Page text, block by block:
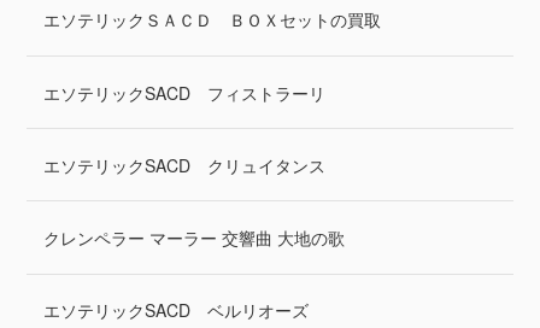
エソテリックＳＡＣＤ ＢＯＸセットの買取
エソテリックSACD フィストラーリ
エソテリックSACD クリュイタンス
クレンペラー マーラー 交響曲 大地の歌
エソテリックSACD ベルリオーズ